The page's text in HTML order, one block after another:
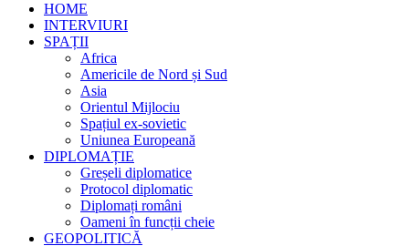
HOME
INTERVIURI
SPAȚII
Africa
Americile de Nord și Sud
Asia
Orientul Mijlociu
Spațiul ex-sovietic
Uniunea Europeană
DIPLOMAȚIE
Greșeli diplomatice
Protocol diplomatic
Diplomați români
Oameni în funcții cheie
GEOPOLITICĂ